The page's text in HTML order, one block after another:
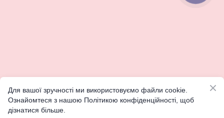
Для вашої зручності ми використовуємо файли cookie.
Ознайомтеся з нашою Політикою конфіденційності, щоб
дізнатися більше.